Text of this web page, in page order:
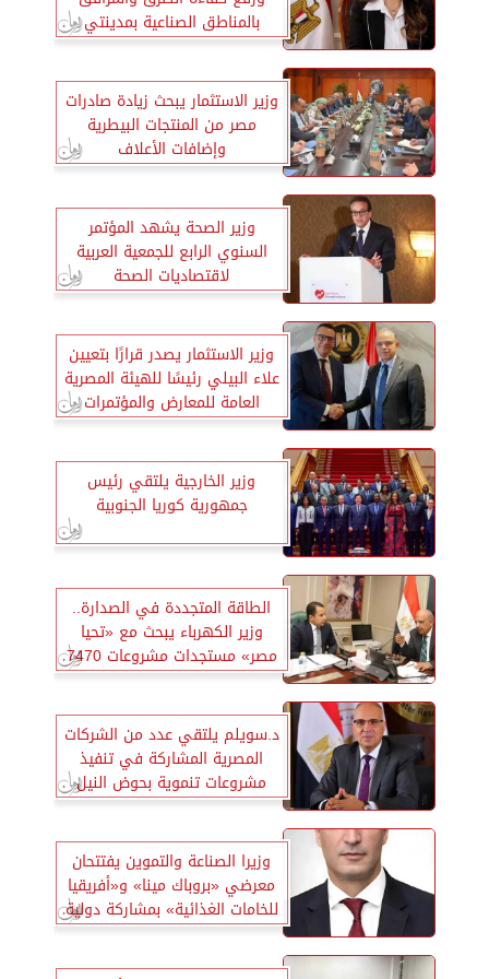
بالمناطق الصناعية بمدينتي
السادات والسويس الجديدة
وزير الاستثمار يبحث زيادة صادرات
مصر من المنتجات البيطرية
وإضافات الأعلاف
وزير الصحة يشهد المؤتمر
السنوي الرابع للجمعية العربية
لاقتصاديات الصحة
وزير الاستثمار يصدر قرارًا بتعيين
علاء البيلي رئيسًا للهيئة المصرية
العامة للمعارض والمؤتمرات
وزير الخارجية يلتقي رئيس
جمهورية كوريا الجنوبية
الطاقة المتجددة في الصدارة..
وزير الكهرباء يبحث مع «تحيا
مصر» مستجدات مشروعات 7470
ميجاوات
د.سويلم يلتقي عدد من الشركات
المصرية المشاركة في تنفيذ
مشروعات تنموية بحوض النيل
الجنوبي
وزيرا الصناعة والتموين يفتتحان
معرضي «بروباك مينا» و«أفريقيا
للخامات الغذائية» بمشاركة دولية
واسعة